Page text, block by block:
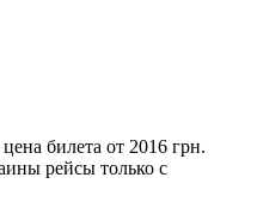
билета от 2016 грн.
рейсы только с